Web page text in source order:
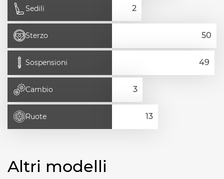
Sedili
Sterzo
Sospensioni
Cambio
Ruote
Altri modelli